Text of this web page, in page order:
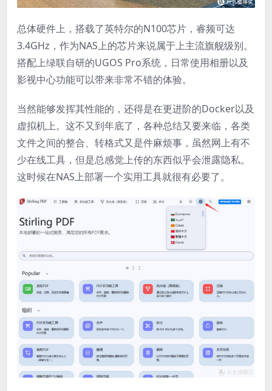
总体硬件上，搭载了英特尔的N100芯片，睿频可达
3.4GHz，作为NAS上的芯片来说属于上主流旗舰级别。
搭配上绿联自研的UGOS Pro系统，日常使用相册以及
影视中心功能可以带来非常不错的体验。
当然能够发挥其性能的，还得是在更进阶的Docker以及
虚拟机上。这不又到年底了，各种总结又要来临，各类
文件之间的整合、转格式又是件麻烦事，虽然网上有不
少在线工具，但是总感觉上传的东西似乎会泄露隐私。
这时候在NAS上部署一个实用工具就很有必要了。